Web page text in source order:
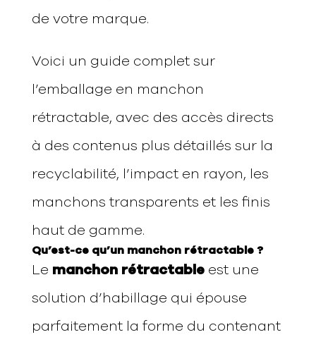
de votre marque.
Voici un guide complet sur
l’emballage en manchon
rétractable, avec des accès directs
à des contenus plus détaillés sur la
recyclabilité, l’impact en rayon, les
manchons transparents et les finis
haut de gamme.
Qu’est-ce qu’un manchon rétractable ?
Le manchon rétractableest une
solution d’habillage qui épouse
parfaitement la forme du contenant